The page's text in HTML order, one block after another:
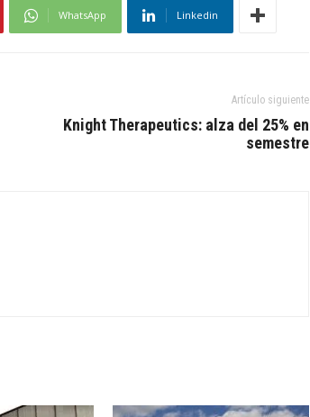
WhatsApp Linkedin
Artículo siguiente
Knight Therapeutics: alza del 25% en
semestre